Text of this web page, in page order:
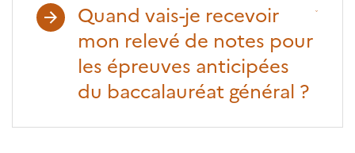
Quand vais-je recevoir
mon relevé de notes pour
les épreuves anticipées
du baccalauréat général ?